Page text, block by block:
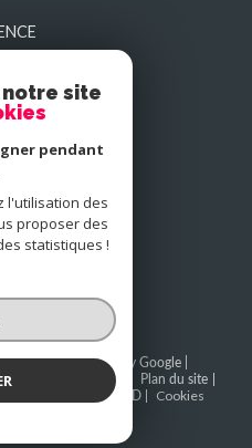
MEZIERES
powered by Google |
MEZIERES
Plan du site
Politique RGPD Cookies
notre site
pendant
l'utilisation des
proposer des
statistiques !